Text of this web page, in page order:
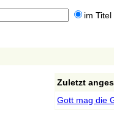
im Titel
Zuletzt
Gott mag die